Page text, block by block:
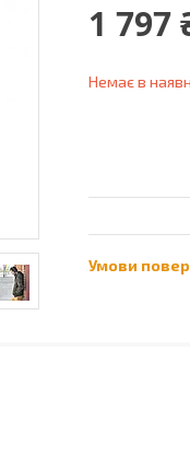
1 797
Немає в